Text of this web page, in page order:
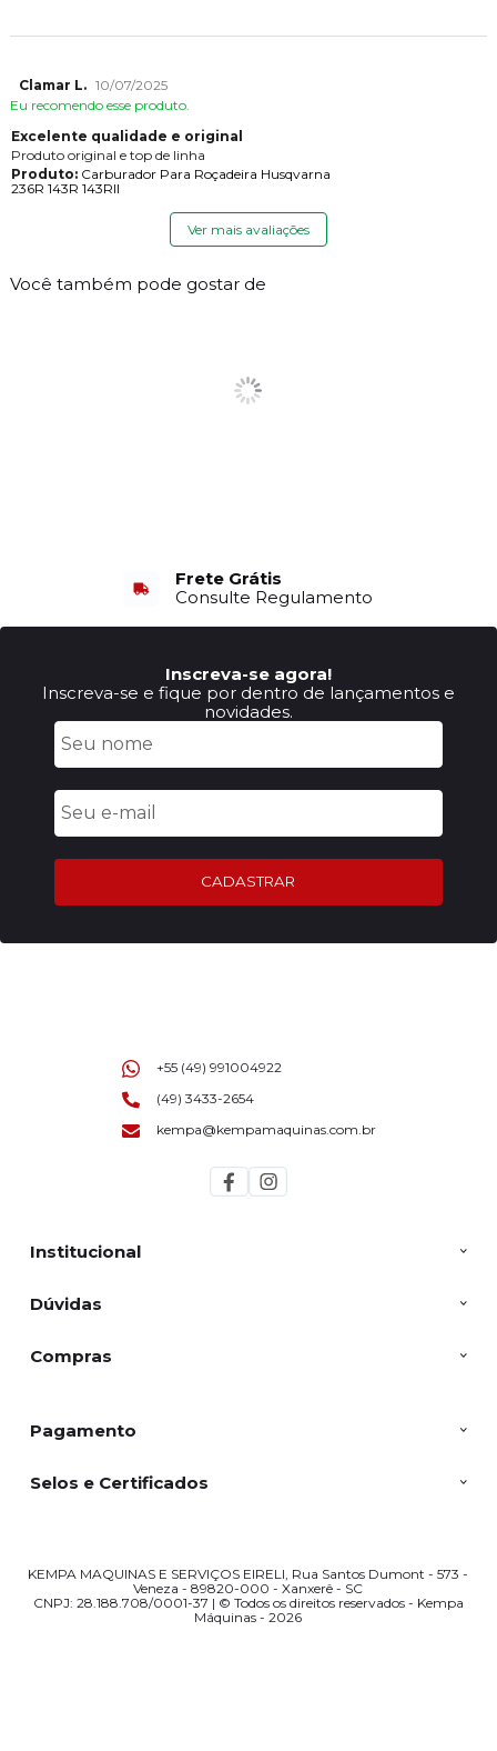
Clamar L. 10/07/2025
Eu recomendo esse produto.
Excelente qualidade e original
Produto original e top de linha
Produto:Carburador Para Roçadeira Husqvarna
236R 143R 143RII
Ver mais avaliações
Você também pode gostar de
Frete Grátis
Consulte Regulamento
Inscreva-se agora!
Inscreva-se e fique por dentro de lançamentos e
novidades.
CADASTRAR
Institucional
Dúvidas
Compras
+55 (49) 991004922
(49) 3433-2654
kempa@kempamaquinas.com.br
Pagamento
Selos e Certificados
KEMPA MAQUINAS E SERVIÇOS EIRELI, Rua Santos Dumont - 573 -
Veneza - 89820-000 - Xanxerê - SC
CNPJ: 28.188.708/0001-37 | © Todos os direitos reservados - Kempa
Máquinas - 2026